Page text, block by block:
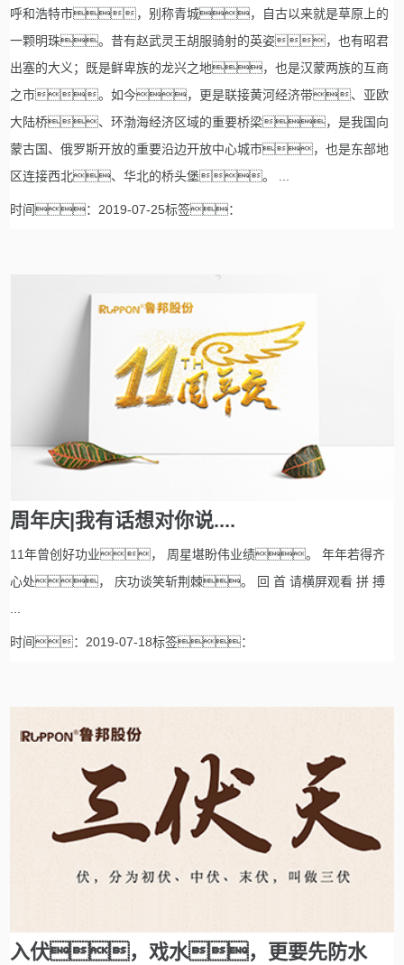
呼和浩特市，别称青城，自古以来就是草原上的
一颗明珠。昔有赵武灵王胡服骑射的英姿，也有昭君
出塞的大义；既是鲜卑族的龙兴之地，也是汉蒙两族的互商
之市。如今，更是联接黄河经济带、亚欧
大陆桥、环渤海经济区域的重要桥梁，是我国向
蒙古国、俄罗斯开放的重要沿边开放中心城市，也是东部地
区连接西北、华北的桥头堡。 ...
时间：2019-07-25标签：
周年庆|我有话想对你说....
11年曾创好功业， 周星堪盼伟业绩。 年年若得齐
心处， 庆功谈笑斩荆棘。 回 首 请横屏观看 拼 搏
时间：2019-07-18标签：
入伏，戏水，更要先防水